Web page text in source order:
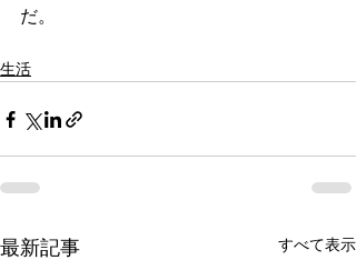
だ。
生活
最新記事 すべて表示